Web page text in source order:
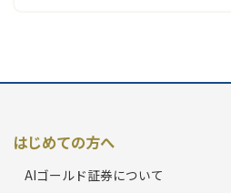
はじめての方へ
AIゴールド証券について